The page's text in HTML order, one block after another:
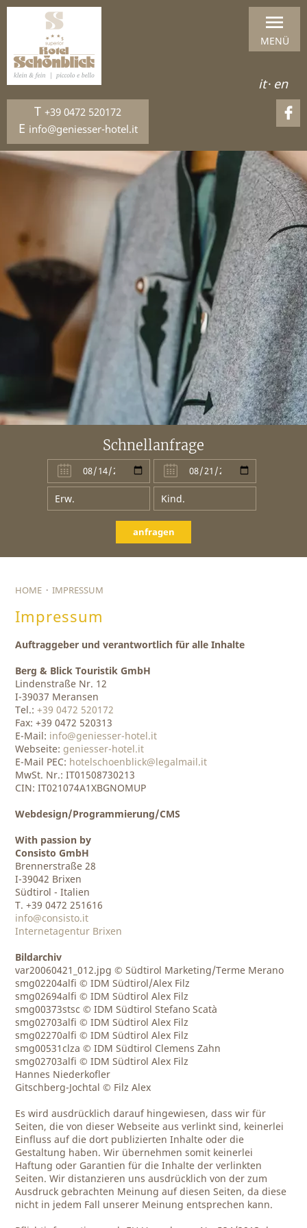
T +39 0472 520172
E info@geniesser-hotel.it
it· en
MENÜ
Schnellanfrage
anfragen
HOME ·IMPRESSUM
Impressum
Auftraggeber und verantwortlich für alle Inhalte
Berg & Blick Touristik GmbH
Lindenstraße Nr. 12
I-39037 Meransen
Tel.:+39 0472 520172
Fax: +39 0472 520313
E-Mail: info@geniesser-hotel.it
Webseite: geniesser-hotel.it
E-Mail PEC: hotelschoenblick@legalmail.it
MwSt. Nr.: IT01508730213
CIN: IT021074A1XBGNOMUP
Webdesign/Programmierung/CMS
With passion by
Consisto GmbH
Brennerstraße 28
I-39042 Brixen
Südtirol - Italien
T. +39 0472 251616
info@consisto.it
Internetagentur Brixen
Bildarchiv
var20060421_012.jpg © Südtirol Marketing/Terme Merano
smg02204alfi © IDM Südtirol/Alex Filz
smg02694alfi © IDM Südtirol Alex Filz
smg00373stsc © IDM Südtirol Stefano Scatà
smg02703alfi © IDM Südtirol Alex Filz
smg02270alfi © IDM Südtirol Alex Filz
smg00531clza © IDM Südtirol Clemens Zahn
smg02703alfi © IDM Südtirol Alex Filz
Hannes Niederkofler
Gitschberg-Jochtal © Filz Alex
Es wird ausdrücklich darauf hingewiesen, dass wir für
Seiten, die von dieser Webseite aus verlinkt sind, keinerlei
Einfluss auf die dort publizierten Inhalte oder die
Gestaltung haben. Wir übernehmen somit keinerlei
Haftung oder Garantien für die Inhalte der verlinkten
Seiten. Wir distanzieren uns ausdrücklich von der zum
Ausdruck gebrachten Meinung auf diesen Seiten, da diese
nicht in jedem Fall unserer Meinung entsprechen kann.